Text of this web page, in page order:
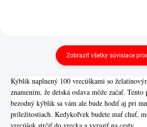
Zobraziť všetky súvisiace
Kýblik naplnený 100 vrecúškami so
znamením, že detská oslava môže začať.
bezodný kýblik sa vám ale bude hodiť aj pri
príležitostiach. Kedykoľvek budete mať chuť,